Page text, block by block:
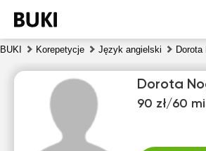
BUKI Korepetycje Język angielski Dorota
Dorota
90 zł/60